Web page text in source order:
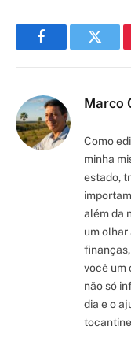
Facebook
Marco
Como
minha
estado,
além da
um
você um
não só
dia e o